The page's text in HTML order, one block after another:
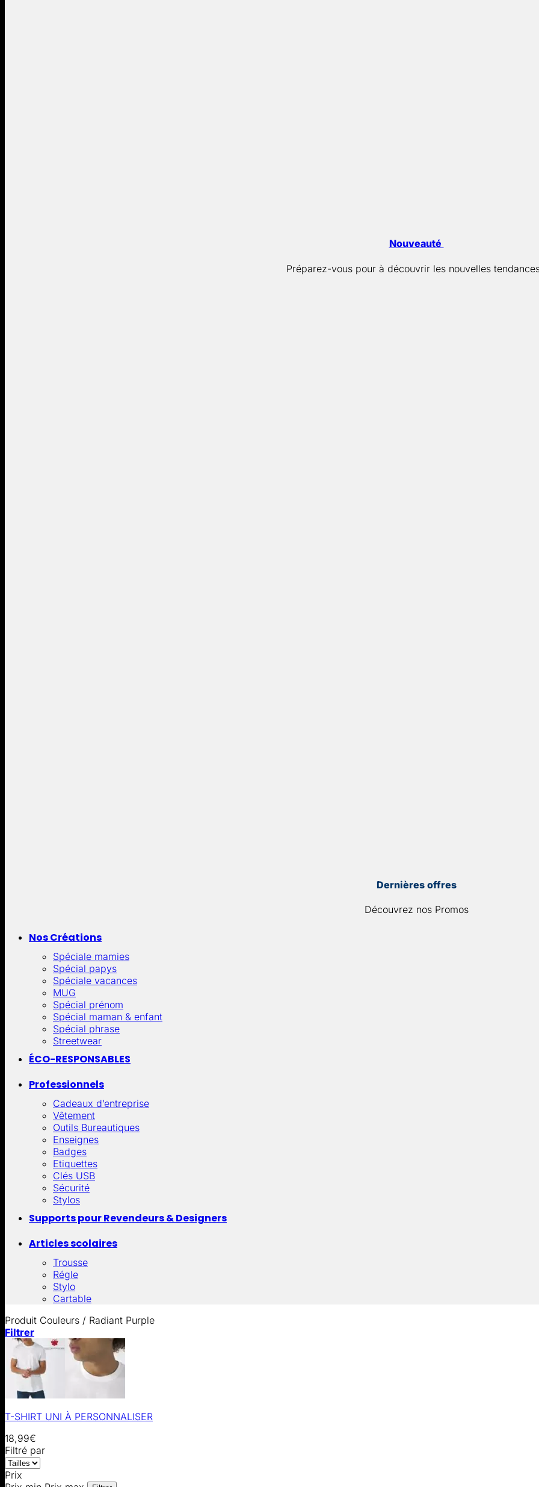
Nouveauté
Préparez-vous pour à découvrir les nouvelles
Dernières offres
Découvrez nos Promos
Nos Créations
Spéciale mamies
Spécial papys
Spéciale vacances
MUG
Spécial prénom
Spécial maman & enfant
Spécial phrase
Streetwear
ÉCO-RESPONSABLES
Professionnels
Cadeaux d’entreprise
Vêtement
Outils Bureautiques
Enseignes
Badges
Etiquettes
Clés USB
Sécurité
Stylos
Supports pour Revendeurs & Designers
Articles scolaires
Trousse
Régle
Stylo
Cartable
Produit Couleurs / Radiant Purple
Filtrer
T-SHIRT UNI À PERSONNALISER
18,99€
Filtré par
Prix